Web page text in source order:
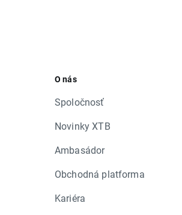
O nás
Spoločnosť
Novinky XTB
Ambasádor
Obchodná platforma
Kariéra